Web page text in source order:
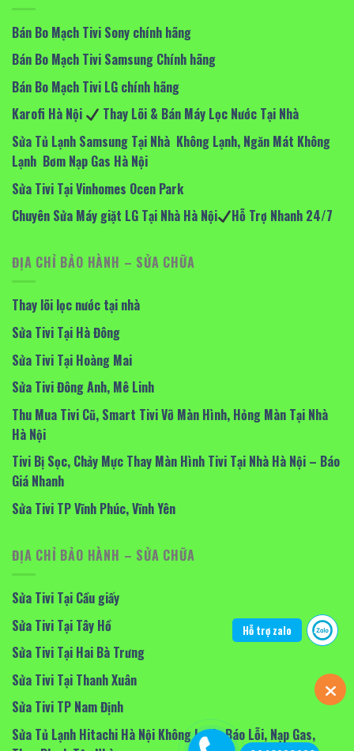
Bán Bo Mạch Tivi Sony chính hãng
Bán Bo Mạch Tivi Samsung Chính hãng
Bán Bo Mạch Tivi LG chính hãng
Karofi Hà Nội
Thay Lõi & Bán Máy Lọc Nước Tại Nhà
Sửa Tủ Lạnh Samsung Tại Nhà Không Lạnh, Ngăn Mát Không
Lạnh Bơm Nạp Gas Hà Nội
Sửa Tivi Tại Vinhomes Ocen Park
Chuyên Sửa Máy giặt LG Tại Nhà Hà Nội
Hỗ Trợ Nhanh 24/7
ĐỊA CHỈ BẢO HÀNH – SỬA CHỮA
Thay lõi lọc nước tại nhà
Sửa Tivi Tại Hà Đông
Sửa Tivi Tại Hoàng Mai
Sửa Tivi Đông Anh, Mê Linh
Thu Mua Tivi Cũ, Smart Tivi Vỡ Màn Hình, Hỏng Màn Tại Nhà
Hà Nội
Tivi Bị Sọc, Chảy Mực Thay Màn Hình Tivi Tại Nhà Hà Nội – Báo
Giá Nhanh
Sửa Tivi TP Vĩnh Phúc, Vĩnh Yên
ĐỊA CHỈ BẢO HÀNH – SỬA CHỮA
Sửa Tivi Tại Cầu giấy
Sửa Tivi Tại Tây Hồ
Sửa Tivi Tại Hai Bà Trưng
Sửa Tivi Tại Thanh Xuân
Sửa Tivi TP Nam Định
Sửa Tủ Lạnh Hitachi Hà Nội Không Lạnh, Báo Lỗi, Nạp Gas,
Hỗ trợ zalo